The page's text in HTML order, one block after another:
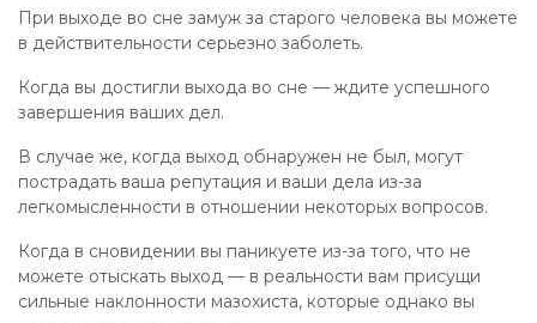
При выходе во сне замуж за старого человека вы можете
в действительности серьезно заболеть.
Когда вы достигли выхода во сне — ждите успешного
завершения ваших дел.
В случае же, когда выход обнаружен не был, могут
пострадать ваша репутация и ваши дела из-за
легкомысленности в отношении некоторых вопросов.
Когда в сновидении вы паникуете из-за того, что не
можете отыскать выход — в реальности вам присущи
сильные наклонности мазохиста, которые однако вы